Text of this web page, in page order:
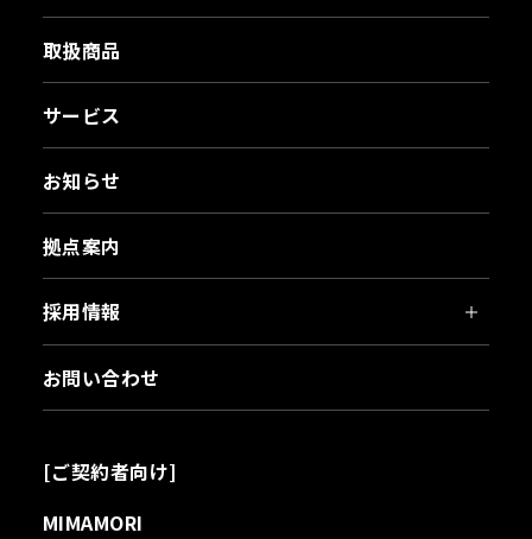
取扱商品
サービス
お知らせ
拠点案内
採用情報
お問い合わせ
[ご契約者向け]
MIMAMORI